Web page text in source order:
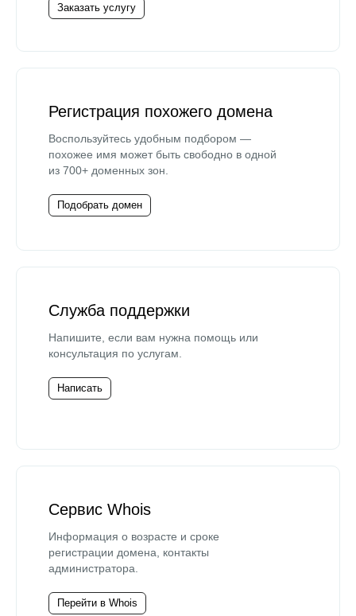
Заказать услугу
Регистрация похожего домена
Воспользуйтесь удобным подбором —
похожее имя может быть свободно в одной
из 700+ доменных зон.
Подобрать домен
Служба поддержки
Напишите, если вам нужна помощь или
консультация по услугам.
Написать
Сервис Whois
Информация о возрасте и сроке
регистрации домена, контакты
администратора.
Перейти в Whois